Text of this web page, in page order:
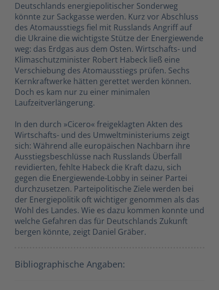
Deutschlands energiepolitischer Sonderweg
könnte zur Sackgasse werden. Kurz vor Abschluss
des Atomausstiegs fiel mit Russlands Angriff auf
die Ukraine die wichtigste Stütze der Energiewende
weg: das Erdgas aus dem Osten. Wirtschafts- und
Klimaschutzminister Robert Habeck ließ eine
Verschiebung des Atomausstiegs prüfen. Sechs
Kernkraftwerke hätten gerettet werden können.
Doch es kam nur zu einer minimalen
Laufzeitverlängerung.
In den durch »Cicero« freigeklagten Akten des
Wirtschafts- und des Umweltministeriums zeigt
sich: Während alle europäischen Nachbarn ihre
Ausstiegsbeschlüsse nach Russlands Überfall
revidierten, fehlte Habeck die Kraft dazu, sich
gegen die Energiewende-Lobby in seiner Partei
durchzusetzen. Parteipolitische Ziele werden bei
der Energiepolitik oft wichtiger genommen als das
Wohl des Landes. Wie es dazu kommen konnte und
welche Gefahren das für Deutschlands Zukunft
bergen könnte, zeigt Daniel Gräber.
Bibliographische Angaben: